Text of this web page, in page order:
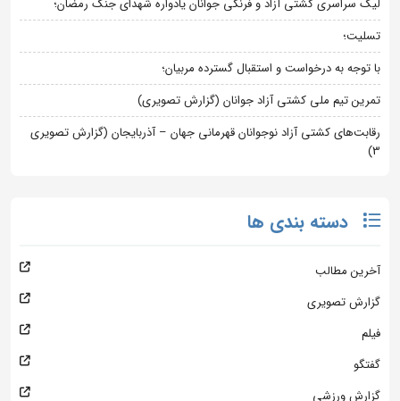
لیگ سراسری کشتی آزاد و فرنگی جوانان یادواره شهدای جنگ رمضان؛
تسلیت؛
با توجه به درخواست و استقبال گسترده مربیان؛
تمرین تیم ملی کشتی آزاد جوانان (گزارش تصویری)
رقابت‌های کشتی آزاد نوجوانان قهرمانی جهان – آذربایجان (گزارش تصویری
3)
دسته بندی ها
آخرین مطالب
گزارش تصویری
فیلم
گفتگو
گزارش ورزشی